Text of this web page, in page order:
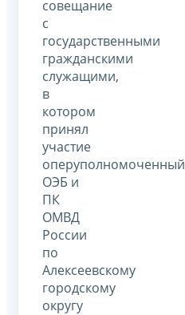
совещание
с
государственными
гражданскими
служащими,
в
котором
принял
участие
оперуполномоченный
ОЭБ и
ПК
ОМВД
России
по
Алексеевскому
городскому
округу